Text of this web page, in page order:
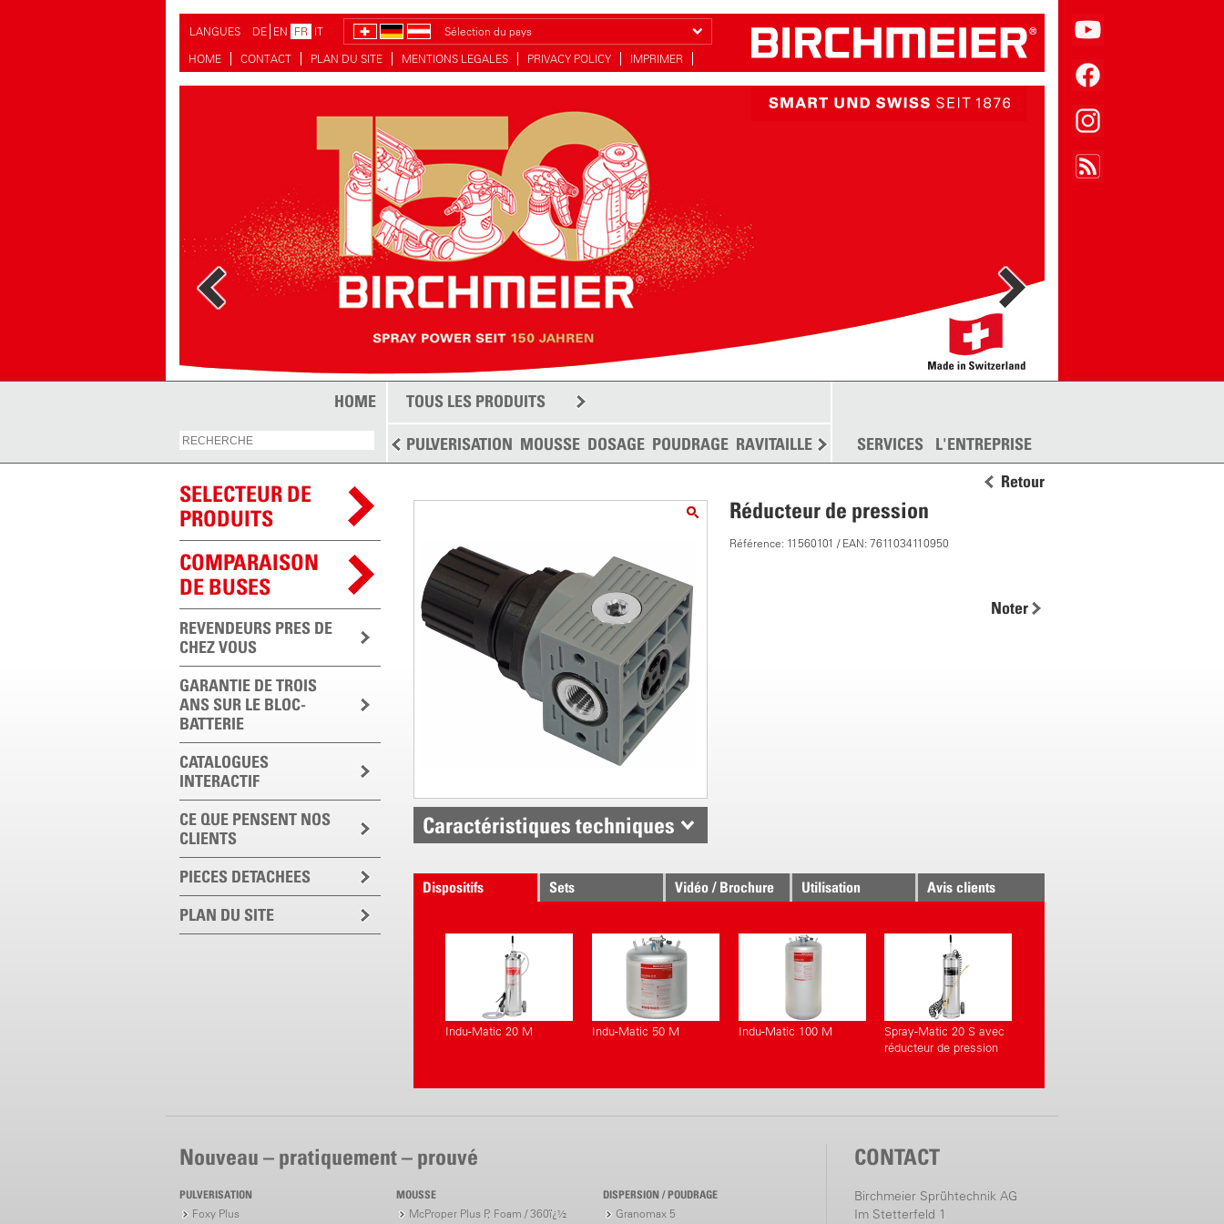
LANGUES DE EN FR IT
Sélection du pays
HOME
CONTACT PLAN DU SITE MENTIONS LEGALES PRIVACY POLICY IMPRIMER
HOME TOUS LES PRODUITS
PULVERISATION MOUSSE DOSAGE POUDRAGE RAVITAILLEMENT DISPERSION PLUS
SERVICES L'ENTREPRISE
SELECTEUR DE
PRODUITS
COMPARAISON
DE BUSES
REVENDEURS PRES DE
CHEZ VOUS
GARANTIE DE TROIS
ANS SUR LE BLOC-
BATTERIE
CATALOGUES
INTERACTIF
CE QUE PENSENT NOS
CLIENTS
PIECES DETACHEES
PLAN DU SITE
Retour
Réducteur de pression
Référence: 11560101 / EAN: 7611034110950
Noter
Caractéristiques techniques
Dispositifs
Sets Vidéo / Brochure Utilisation Avis clients
Indu-Matic 20 M Indu-Matic 50 M Indu-Matic 100 M
Spray-Matic 20 S avec
réducteur de pression
Nouveau – pratiquement – prouvé
PULVERISATION
Foxy Plus
MOUSSE
McProper Plus P, Foam / 360ï¿½
DISPERSION / POUDRAGE
Granomax 5
CONTACT
Birchmeier Sprühtechnik AG
Im Stetterfeld 1